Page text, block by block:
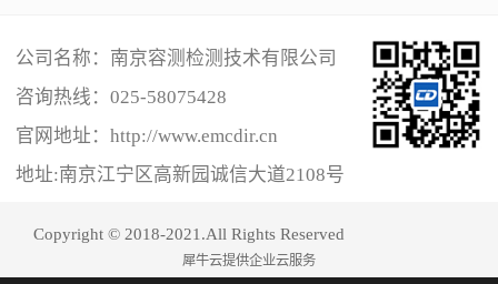
公司名称：南京容测检测技术有限公司
咨询热线： 025-58075428
官网地址：http://www.emcdir.cn
地址:南京江宁区高新园诚信大道2108号
Copyright © 2018-2021.All Rights Reserved
犀牛云提供企业云服务